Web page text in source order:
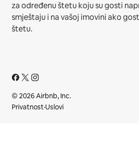
za određenu štetu koju su gosti
smještaju i na vašoj imovini ako
štetu.
© 2026 Airbnb, Inc.
Privatnost·Uslovi